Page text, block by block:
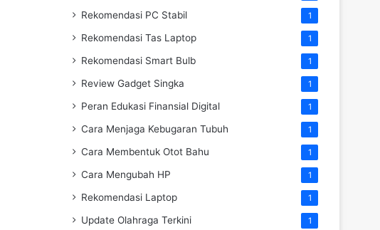
Rekomendasi PC Stabil 1
Rekomendasi Tas Laptop 1
Rekomendasi Smart Bulb 1
Review Gadget Singka 1
Peran Edukasi Finansial Digital 1
Cara Menjaga Kebugaran Tubuh 1
Cara Membentuk Otot Bahu 1
Cara Mengubah HP 1
Rekomendasi Laptop 1
Update Olahraga Terkini 1